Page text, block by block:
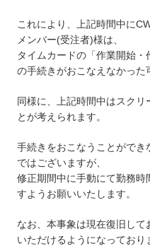
これにより、上記時間中に
メンバー(受注者)様は、
タイムカードの「作業開始・
の手続きがおこなえなかった
同様に、上記時間中はスクリ
とが考えられます。
手続きをおこなうことがで
ではございますが、
修正期間中に手動にて勤務時
すようお願いいたします。
なお、本事象は現在復旧し
いただけるようになっており